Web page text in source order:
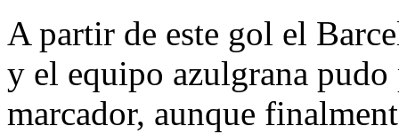
A partir de este gol el
y el equipo azulgrana
marcador, aunque